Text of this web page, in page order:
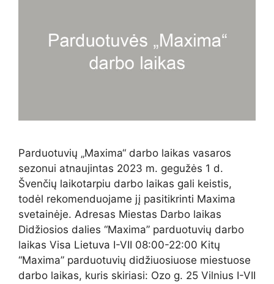
Parduotuvių „Maxima“ darbo laikas vasaros
sezonui atnaujintas 2023 m. gegužės 1 d.
Švenčių laikotarpiu darbo laikas gali keistis,
todėl rekomenduojame jį pasitikrinti Maxima
svetainėje. Adresas Miestas Darbo laikas
Didžiosios dalies “Maxima” parduotuvių darbo
laikas Visa Lietuva I-VII 08:00-22:00 Kitų
“Maxima” parduotuvių didžiuosiuose miestuose
darbo laikas, kuris skiriasi: Ozo g. 25 Vilnius I-VII